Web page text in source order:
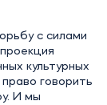
с силами
культурных
говорить
И мы